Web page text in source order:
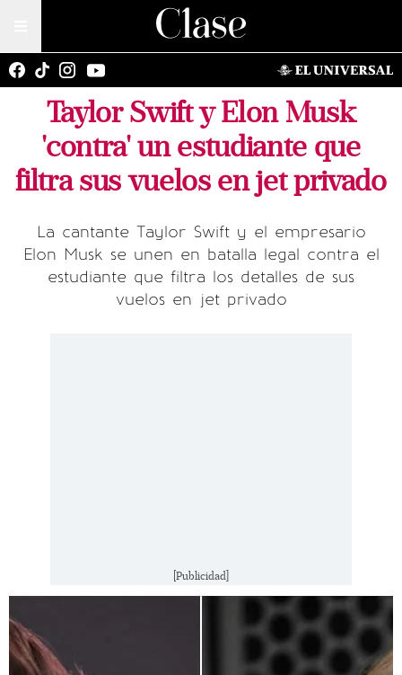
Taylor Swift y Elon Musk
'contra' un estudiante que
filtra sus vuelos en jet privado
La cantante Taylor Swift y el empresario
Elon Musk se unen en batalla legal contra el
estudiante que filtra los detalles de sus
vuelos en jet privado
[Publicidad]